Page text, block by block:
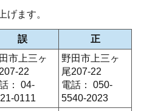
げます。
誤 正
市上三ヶ
22
： 04-
0111
野田市上三ヶ
尾207-22
電話： 050-
5540-2023